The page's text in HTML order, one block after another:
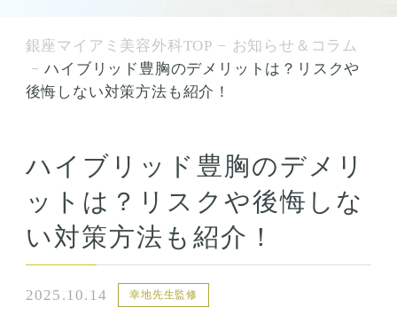
銀座マイアミ美容外科TOP
お知らせ＆コラム
ハイブリッド豊胸のデメリットは？リスクや
後悔しない対策方法も紹介！
ハイブリッド豊胸のデメリ
ットは？リスクや後悔しな
い対策方法も紹介！
2025.10.14 幸地先生監修